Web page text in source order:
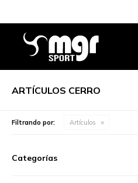
ARTÍCULOS CERRO
Filtrando por: Artículos
Categorías